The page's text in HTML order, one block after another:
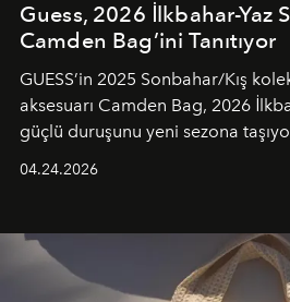
Guess, 2026 İlkbahar-Yaz
Camden Bag’ini Tanıtıyor
GUESS’in 2025 Sonbahar/Kış
aksesuarı Camden Bag, 2026
güçlü duruşunu yeni sezona
04.24.2026